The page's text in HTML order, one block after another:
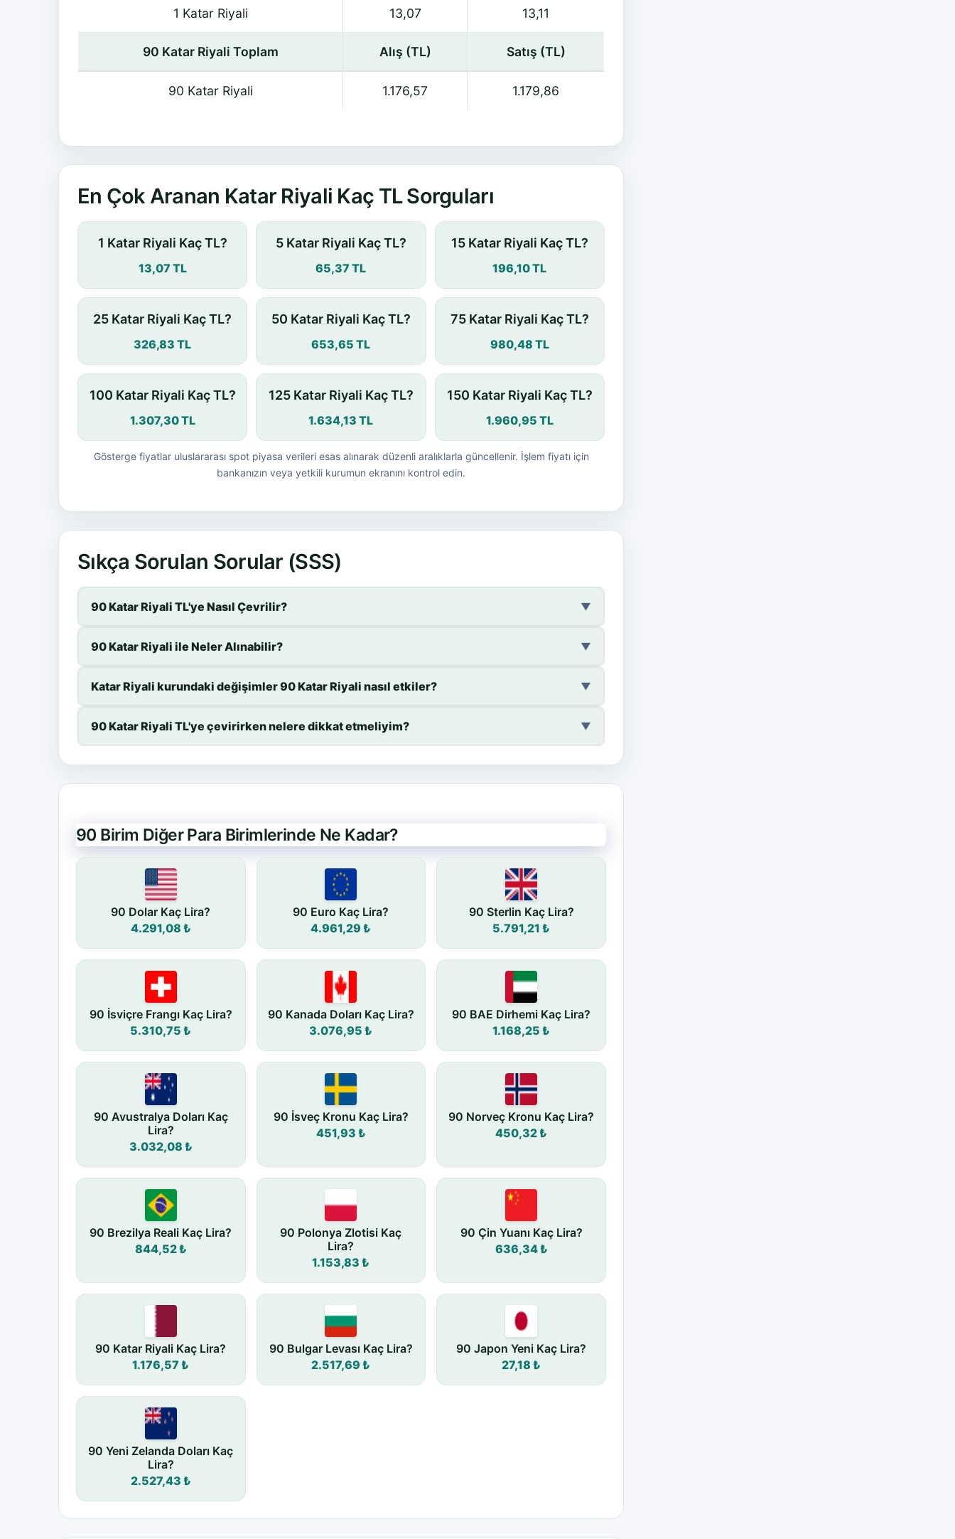
1 Katar Riyali 13,07 13,11
90 Katar Riyali Toplam Alış (TL) Satış (TL)
90 Katar Riyali 1.176,57 1.179,86
En Çok Aranan Katar Riyali Kaç TL Sorguları
1 Katar Riyali Kaç TL?
13,07 TL
5 Katar Riyali Kaç TL?
65,37 TL
15 Katar Riyali Kaç TL?
196,10 TL
25 Katar Riyali Kaç TL?
326,83 TL
50 Katar Riyali Kaç TL?
653,65 TL
75 Katar Riyali Kaç TL?
980,48 TL
100 Katar Riyali Kaç TL?
1.307,30 TL
125 Katar Riyali Kaç TL?
1.634,13 TL
150 Katar Riyali Kaç TL?
1.960,95 TL
Gösterge fiyatlar uluslararası spot piyasa verileri esas alınarak düzenli aralıklarla güncellenir. İşlem fiyatı için
bankanızın veya yetkili kurumun ekranını kontrol edin.
Sıkça Sorulan Sorular (SSS)
90 Katar Riyali TL'ye Nasıl Çevrilir? ▼
90 Katar Riyali ile Neler Alınabilir? ▼
Katar Riyali kurundaki değişimler 90 Katar Riyali nasıl etkiler? ▼
90 Katar Riyali TL'ye çevirirken nelere dikkat etmeliyim? ▼
90 Birim Diğer Para Birimlerinde Ne Kadar?
90 Dolar Kaç Lira?
4.291,08 ₺
90 Euro Kaç Lira?
4.961,29 ₺
90 Sterlin Kaç Lira?
5.791,21 ₺
90 İsviçre Frangı Kaç Lira?
5.310,75 ₺
90 Kanada Doları Kaç Lira?
3.076,95 ₺
90 BAE Dirhemi Kaç Lira?
1.168,25 ₺
90 Avustralya Doları Kaç
Lira?
3.032,08 ₺
90 İsveç Kronu Kaç Lira?
451,93 ₺
90 Norveç Kronu Kaç Lira?
450,32 ₺
90 Brezilya Reali Kaç Lira?
844,52 ₺
90 Polonya Zlotisi Kaç
Lira?
1.153,83 ₺
90 Çin Yuanı Kaç Lira?
636,34 ₺
90 Katar Riyali Kaç Lira?
1.176,57 ₺
90 Bulgar Levası Kaç Lira?
2.517,69 ₺
90 Japon Yeni Kaç Lira?
27,18 ₺
90 Yeni Zelanda Doları Kaç
Lira?
2.527,43 ₺